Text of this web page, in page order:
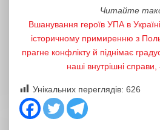
Читайте
Вшанування героїв УПА в
історичному примиренню з
прагне конфлікту й піднімає
наші внутрішні
Унікальних переглядів: 626